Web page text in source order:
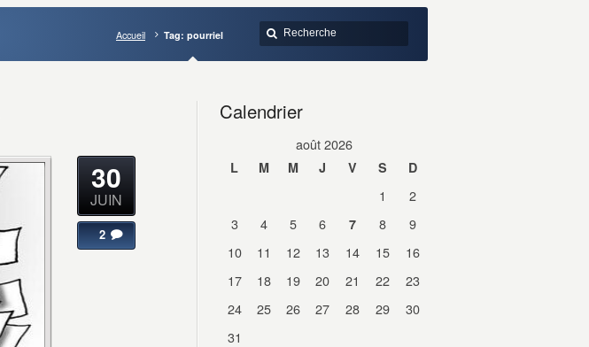
Accueil Tag: pourriel
30
JUIN
2
Calendrier
août 2026
L M M J V S D
1
2
3
4 5 6 7 8
9
10
11 12 13 14 15
16
17
18 19 20 21 22
23
24
25 26 27 28 29
30
31